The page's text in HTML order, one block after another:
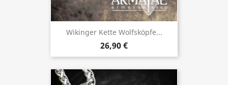
Wikinger Kette Wolfsköpfe...
26,90 €